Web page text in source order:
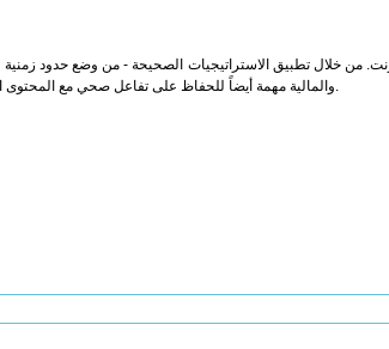
من خلال تطبيق الاستراتيجيات الصحيحة - من وضع حدود زمنية
والمالية مهمة أيضاً للحفاظ على تفاعل صحي مع المحتوى الرقمي. كن يقظاً وواعياً حتى تتمكن من الاستمتاع بالترفيه الرقمي مع مراعاة سلامتك ورفاهيتك.